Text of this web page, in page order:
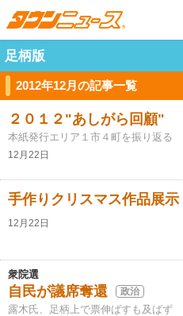
足柄版
2012年12月の記事一覧
２０１２"あしがら回顧"
本紙発行エリア１市４町を振り返る
12月22日
手作りクリスマス作品展示
12月22日
衆院選
自民が議席奪還 政治
露木氏、足柄上で票伸ばすも及ばず